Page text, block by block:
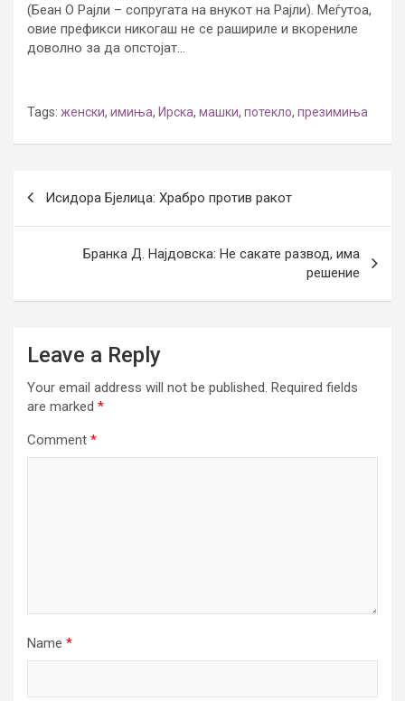
(Беан О Рајли – сопругата на внукот на Рајли). Меѓутоа,
овие префикси никогаш не се рашириле и вкорениле
доволно за да опстојат…
Tags: женски, имиња, Ирска, машки, потекло, презимиња
navigation
Исидора Бјелица: Храбро против ракот
Бранка Д. Најдовска: Не сакате развод, има
решение
Leave a Reply
Your email address will not be published. Required fields
are marked *
Comment *
Name *